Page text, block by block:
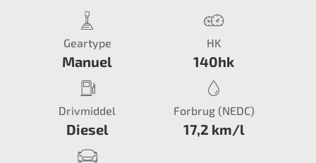
Geartype
Manuel
HK
140hk
Drivmiddel
Diesel
Forbrug (NEDC)
17,2 km/l